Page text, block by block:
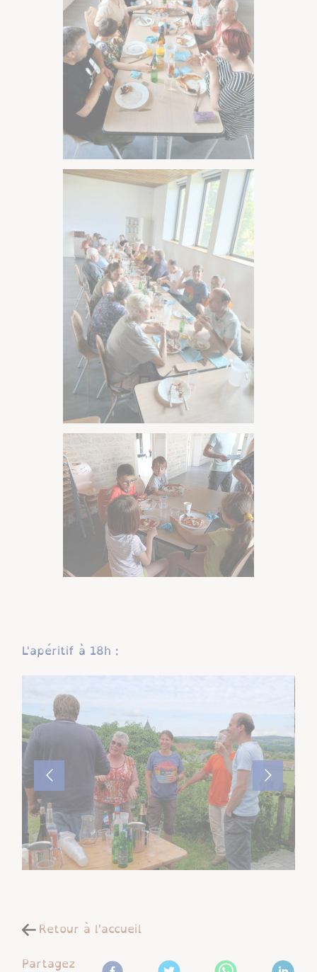
L'apéritif à 18h :
Retour à l'accueil
Partagez